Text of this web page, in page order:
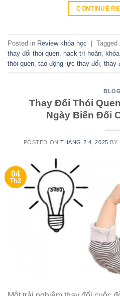
CONTINUE
Posted in Review khóa học | Tagged
thay đổi thói quen hack trì hoãn
thói quen tạo động lực thay đổi thay
BLOG
Thay Đổi Thói
Ngày Biến Đổi
POSTED ONTHÁNG 2 4, 2025 BY
04
Th2